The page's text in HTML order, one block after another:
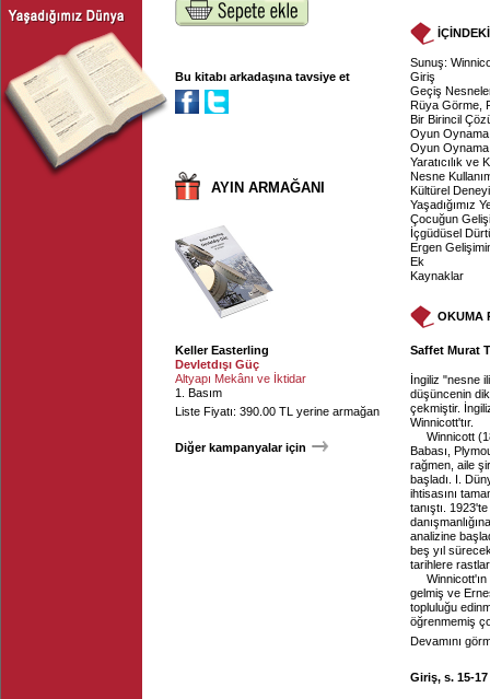
Bu kitabı arkadaşına tavsiye et
AYIN ARMAĞANI
Keller Easterling
Devletdışı Güç
Altyapı Mekânı ve İktidar
1. Basım
Liste Fiyatı: 390.00 TL yerine armağan
Diğer kampanyalar için
Sunuş:
Giriş
Geçiş
Rüya Görme,
Bir Birincil
Oyun
Oyun
Yaratıcılık ve
Nesne
Kültürel
Yaşadığımız
Çocuğun
İçgüdüsel
Ergen
Ek
Kaynaklar
OKUMA
Saffet Murat
İngiliz "nesne
düşüncenin
çekmiştir.
Winnicott'tır.
Winnicott
Babası,
rağmen, aile
başladı. I.
ihtisasını
tanıştı.
analizine
beş yıl
tarihlere
gelmiş ve
topluluğu
öğrenmemiş
Devamını
Giriş, s. 15-17